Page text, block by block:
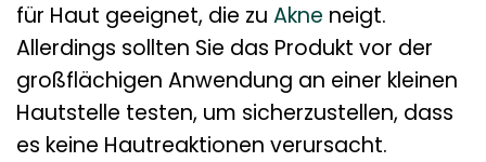
für Haut geeignet, die zu Akne neigt.
Allerdings sollten Sie das Produkt vor der
großflächigen Anwendung an einer kleinen
Hautstelle testen, um sicherzustellen, dass
es keine Hautreaktionen verursacht.